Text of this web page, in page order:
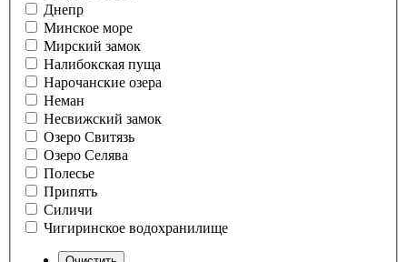
Днепр
Минское море
Мирский замок
Налибокская пуща
Нарочанские озера
Неман
Несвижский замок
Озеро Свитязь
Озеро Селява
Полесье
Припять
Силичи
Чигиринское водохранилище